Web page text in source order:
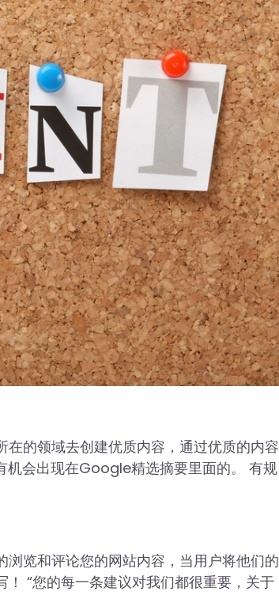
的领域去创建优质内容，通过优质的内容
机会出现在Google精选摘要里面的。 有规
览和评论您的网站内容，当用户将他们的
“您的每一条建议对我们都很重要，关于